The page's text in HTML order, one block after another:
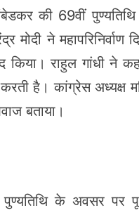
की 69वीं
मोदी ने
किया। राहुल गांधी ने
है। कांग्रेस अध्यक्ष
बताया।
पुण्यतिथि के अवसर पर